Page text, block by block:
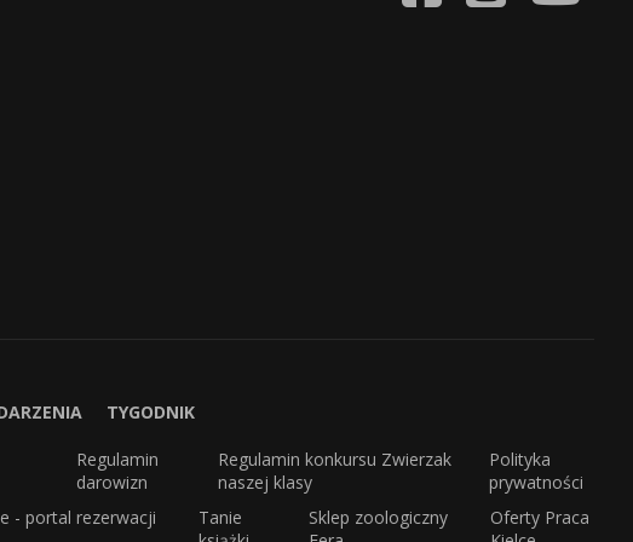
TYGODNIK
Regulamin
darowizn
Regulamin konkursu Zwierzak
naszej klasy
Polityka
prywatności
- portal rezerwacji
Tanie
Sklep zoologiczny
Oferty Praca